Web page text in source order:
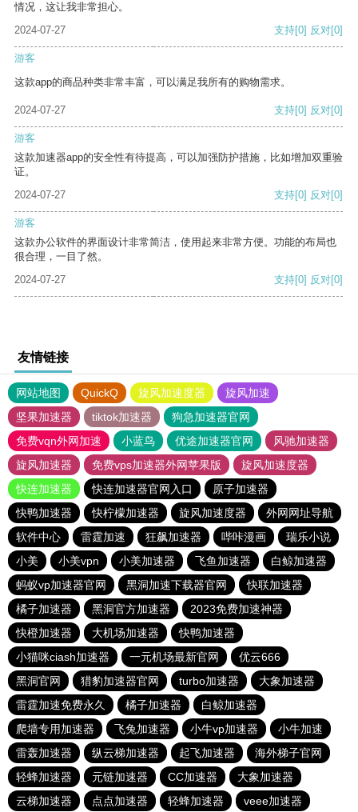
情况，这让我非常担心。
2024-07-27
支持[0] 反对[0]
游客
这款app的商品种类非常丰富，可以满足我所有的购物需求。
2024-07-27 支持[0] 反对[0]
游客
这款加速器app的安全性有待提高，可以加强防护措施，比如增加双重验
证。
2024-07-27
支持[0] 反对[0]
游客
这款办公软件的界面设计非常简洁，使用起来非常方便。功能的布局也
很合理，一目了然。
2024-07-27
支持[0] 反对[0]
友情链接
网站地图 QuickQ 旋风加速度器
旋风加速
坚果加速器
tiktok加速器
狗急加速器官网
免费vqn外网加速
小蓝鸟 优途加速器官网
风驰加速器
旋风加速器
免费vps加速器外网苹果版
旋风加速度器
快连加速器
快连加速器官网入口
原子加速器
快鸭加速器
快柠檬加速器 旋风加速度器
外网网址导航
软件中心
雷霆加速 狂飙加速器 哔咔漫画
瑞乐小说
小美
小美vpn 小美加速器 飞鱼加速器
白鲸加速器
蚂蚁vp加速器官网
黑洞加速下载器官网
快联加速器
橘子加速器
黑洞官方加速器
2023免费加速神器
快橙加速器
大机场加速器
快鸭加速器
小猫咪ciash加速器
一元机场最新官网
优云666
黑洞官网
猎豹加速器官网 turbo加速器
大象加速器
雷霆加速免费永久
橘子加速器
白鲸加速器
爬墙专用加速器
飞兔加速器 小牛vp加速器
小牛加速
雷轰加速器
纵云梯加速器 起飞加速器
海外梯子官网
轻蜂加速器
元链加速器 CC加速器
大象加速器
云梯加速器
点点加速器 轻蜂加速器 veee加速器